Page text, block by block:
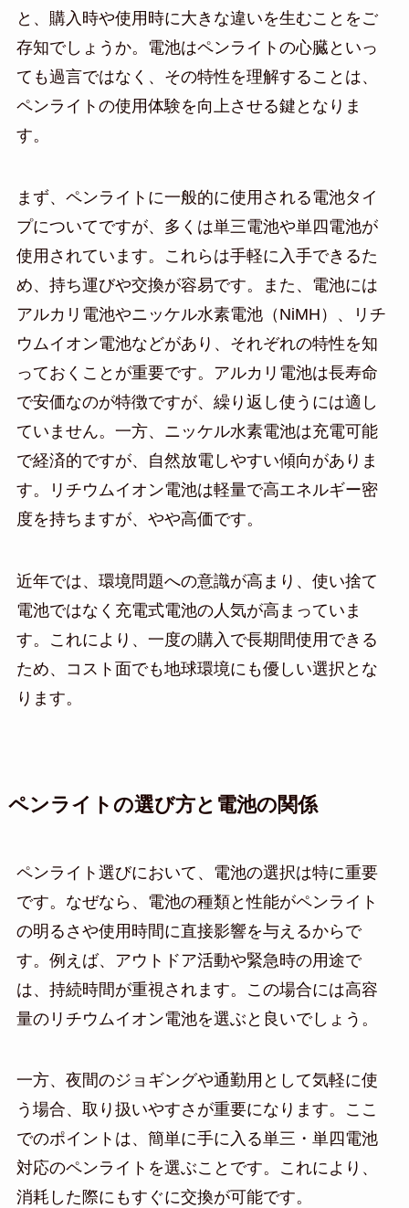
と、購入時や使用時に大きな違いを生むことをご
存知でしょうか。電池はペンライトの心臓といっ
ても過言ではなく、その特性を理解することは、
ペンライトの使用体験を向上させる鍵となりま
す。
まず、ペンライトに一般的に使用される電池タイ
プについてですが、多くは単三電池や単四電池が
使用されています。これらは手軽に入手できるた
め、持ち運びや交換が容易です。また、電池には
アルカリ電池やニッケル水素電池（NiMH）、リチ
ウムイオン電池などがあり、それぞれの特性を知
っておくことが重要です。アルカリ電池は長寿命
で安価なのが特徴ですが、繰り返し使うには適し
ていません。一方、ニッケル水素電池は充電可能
で経済的ですが、自然放電しやすい傾向がありま
す。リチウムイオン電池は軽量で高エネルギー密
度を持ちますが、やや高価です。
近年では、環境問題への意識が高まり、使い捨て
電池ではなく充電式電池の人気が高まっていま
す。これにより、一度の購入で長期間使用できる
ため、コスト面でも地球環境にも優しい選択とな
ります。
ペンライトの選び方と電池の関係
ペンライト選びにおいて、電池の選択は特に重要
です。なぜなら、電池の種類と性能がペンライト
の明るさや使用時間に直接影響を与えるからで
す。例えば、アウトドア活動や緊急時の用途で
は、持続時間が重視されます。この場合には高容
量のリチウムイオン電池を選ぶと良いでしょう。
一方、夜間のジョギングや通勤用として気軽に使
う場合、取り扱いやすさが重要になります。ここ
でのポイントは、簡単に手に入る単三・単四電池
対応のペンライトを選ぶことです。これにより、
消耗した際にもすぐに交換が可能です。